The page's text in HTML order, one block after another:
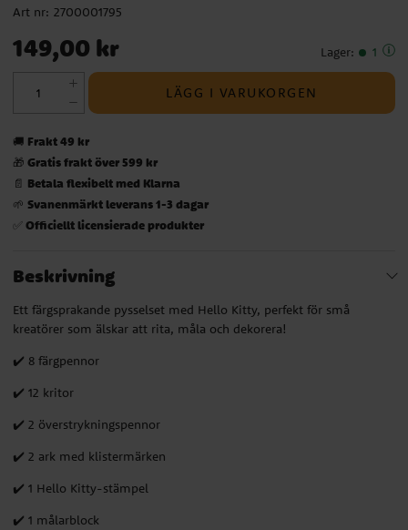
Art nr: 2700001795
Pris :149,00 kr
149,00 kr Lager: 1
LÄGG I VARUKORGEN
🚚 Frakt 49 kr
🎁 Gratis frakt över 599 kr
📄 Betala flexibelt med Klarna
🌱 Svanenmärkt leverans 1-3 dagar
✅ Officiellt licensierade produkter
Beskrivning
Ett färgsprakande pysselset med Hello Kitty, perfekt för små
kreatörer som älskar att rita, måla och dekorera!
✔️ 8 färgpennor
✔️ 12 kritor
✔️ 2 överstrykningspennor
✔️ 2 ark med klistermärken
✔️ 1 Hello Kitty-stämpel
✔️ 1 målarblock